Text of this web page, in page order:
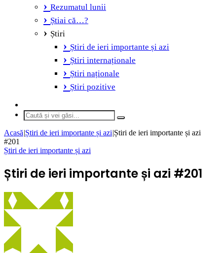
Rezumatul lunii
Știai că…?
Știri
Știri de ieri importante și azi
Știri internaționale
Știri naționale
Știri pozitive
skin
Caută
și
vei
Acasă|Știri de ieri importante și azi|Știri de ieri importante și azi
#201
Știri de ieri importante și azi
Știri de ieri importante și azi #201